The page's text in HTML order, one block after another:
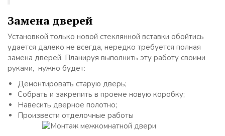
Замена дверей
Установкой только новой стеклянной вставки обойтись
удается далеко не всегда, нередко требуется полная
замена дверей. Планируя выполнить эту работу своими
руками, нужно будет:
Демонтировать старую дверь;
Собрать и закрепить в проеме новую коробку;
Навесить дверное полотно;
Произвести отделочные работы